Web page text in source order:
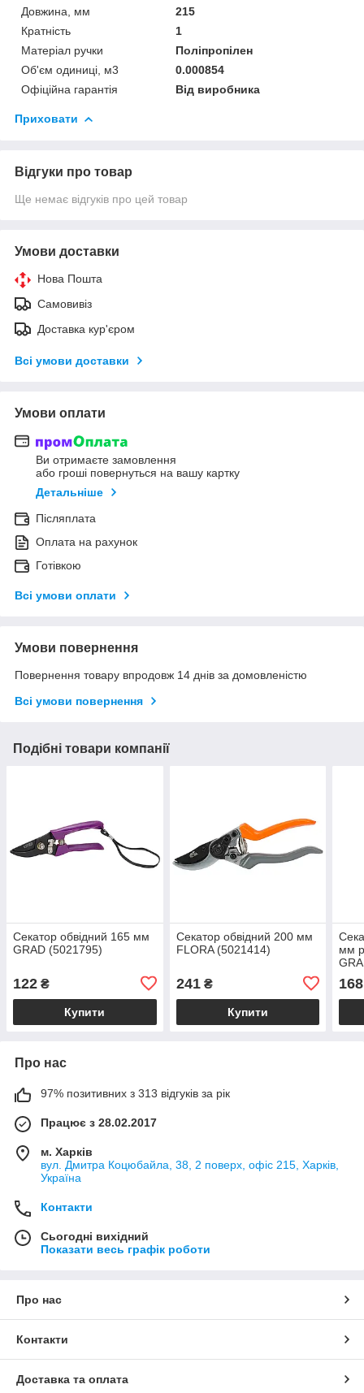
Довжина, мм
215
Кратність
1
Матеріал ручки
Поліпропілен
Об'єм одиниці, м3
0.000854
Офіційна гарантія
Від виробника
Приховати
Відгуки про товар
Ще немає відгуків про цей товар
Умови доставки
Нова Пошта
Самовивіз
Доставка кур'єром
Всі умови доставки
Умови оплати
Ви отримаєте замовлення
або гроші повернуться на вашу картку
Детальніше
Післяплата
Оплата на рахунок
Готівкою
Всі умови оплати
Умови повернення
Повернення товару впродовж 14 днів за домовленістю
Всі умови повернення
Подібні товари компанії
Секатор обвідний 165 мм
GRAD (5021795)
122 ₴
Купити
Секатор обвідний 200 мм
FLORA (5021414)
241₴
Купити
мм
168
Про нас
97% позитивних з 313 відгуків за рік
Працює з 28.02.2017
м. Харків
вул. Дмитра Коцюбайла, 38, 2 поверх, офіс 215, Харків,
Україна
Контакти
Сьогодні вихідний
Показати весь графік роботи
Про нас
Контакти
Доставка та оплата